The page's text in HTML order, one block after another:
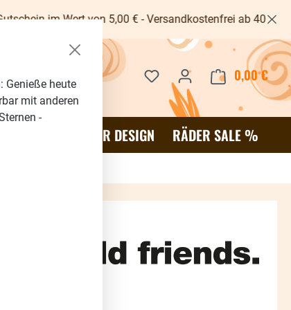
von 5,00 € - Versandkostenfrei ab 40€ -
Du hast 0 Produkte auf dem
0,00 €
RÄDER DESIGN RÄDER SALE %
Genieße heute
mit anderen
-